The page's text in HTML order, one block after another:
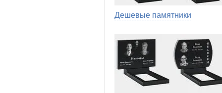
Дешевые памятники